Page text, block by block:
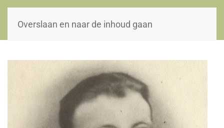
Overslaan en naar de inhoud gaan
WOII-HW